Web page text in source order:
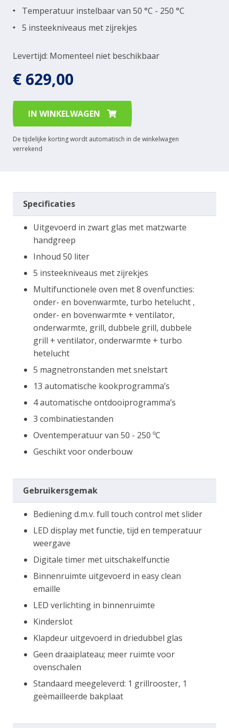
Levertijd: Momenteel niet beschikbaar
Temperatuur instelbaar van 50 °C - 250 °C
5 insteekniveaus met zijrekjes
€ 629,00
IN WINKELWAGEN
De tijdelijke korting wordt automatisch in de winkelwagen
verrekend
Specificaties
Uitgevoerd in zwart glas met matzwarte
handgreep
Inhoud 50 liter
5 insteekniveaus met zijrekjes
Multifunctionele oven met 8 ovenfuncties:
onder- en bovenwarmte, turbo hetelucht ,
onder- en bovenwarmte + ventilator,
onderwarmte, grill, dubbele grill, dubbele
grill + ventilator, onderwarmte + turbo
hetelucht
5 magnetronstanden met snelstart
13 automatische kookprogramma’s
4 automatische ontdooiprogramma’s
3 combinatiestanden
Oventemperatuur van 50 - 250 ºC
Geschikt voor onderbouw
Gebruikersgemak
Bediening d.m.v. full touch control met slider
LED display met functie, tijd en temperatuur
weergave
Digitale timer met uitschakelfunctie
Binnenruimte uitgevoerd in easy clean
emaille
LED verlichting in binnenruimte
Kinderslot
Klapdeur uitgevoerd in driedubbel glas
Geen draaiplateau; meer ruimte voor
ovenschalen
Standaard meegeleverd: 1 grillrooster, 1
geëmailleerde bakplaat